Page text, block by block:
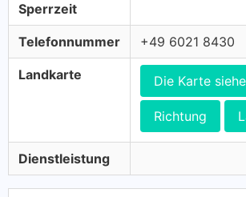
Sperrzeit
Telefonnummer +49 6021 8430
Landkarte Die Karte
Richtung
Dienstleistung